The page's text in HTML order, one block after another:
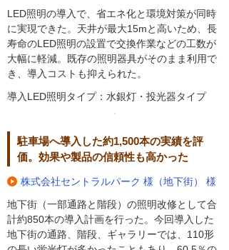
LED照明の導入で、省エネ化と環境対策が同時
に実現できた。天井が最大15mと高いため、長
寿命のLED照明の設置で交換作業などの工数が
大幅に軽減。既存の照明器具がそのまま利用で
き、導入コストも抑えられた。
導入LED照明タイプ：水銀灯・投光器タイプ
駐車場へ導入した約1,500本の実績を評
価。効果や製品の信頼性も高かった
株式会社セントラルパーク 様（地下街） 様
地下街（一部通路と階段）の照明改修として合
計約850本の導入計画を行った。今回導入した
地下街の通路、階段、ギャラリーでは、110形